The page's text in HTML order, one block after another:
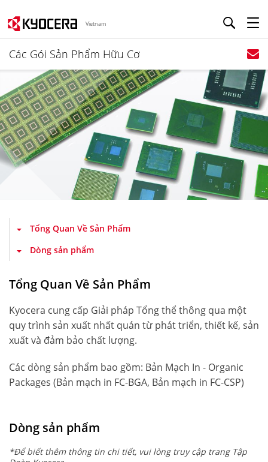
Vietnam
Các Gói Sản Phẩm Hữu Cơ
Tổng Quan Về Sản Phẩm
Dòng sản phẩm
Tổng Quan Về Sản Phẩm
Kyocera cung cấp Giải pháp Tổng thể thông qua một
quy trình sản xuất nhất quán từ phát triển, thiết kế, sản
xuất và đảm bảo chất lượng.
Các dòng sản phẩm bao gồm: Bản Mạch In - Organic
Packages (Bản mạch in FC-BGA, Bản mạch in FC-CSP)
Dòng sản phẩm
*Để biết thêm thông tin chi tiết, vui lòng truy cập trang Tập